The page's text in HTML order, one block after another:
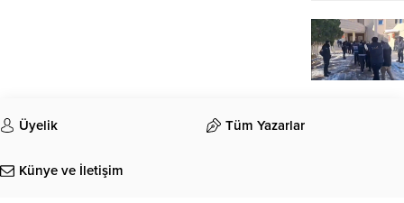
Üyelik Tüm Yazarlar
Künye ve İletişim